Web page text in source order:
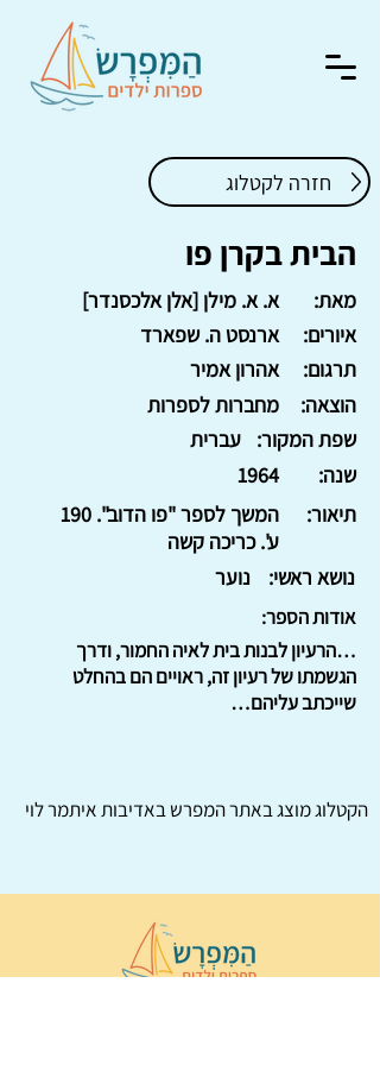
חזרה לקטלוג
הבית בקרן פו
א. א. מילן [אלן אלכסנדר]
מאת:
ארנסט ה. שפארד
איורים:
אהרון אמיר
תרגום:
מחברות לספרות
הוצאה:
עברית
שפת המקור:
1964
שנה:
המשך לספר "פו הדוב". 190
ע'. כריכה קשה
תיאור:
נוער נושא ראשי:
אודות הספר:
…הרעיון לבנות בית לאיה החמור, ודרך
הגשמתו של רעיון זה, ראויים הם בהחלט
שייכתב עליהם…
הקטלוג מוצג באתרהמפרשבאדיבות איתמר לוי